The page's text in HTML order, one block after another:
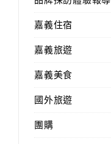
嘉義住宿
嘉義旅遊
嘉義美食
國外旅遊
團購